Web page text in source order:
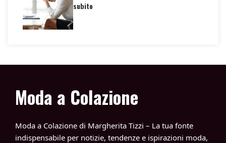
subito
Moda a Colazione
Moda a Colazione di Margherita Tizzi – La tua fonte
indispensabile per notizie, tendenze e ispirazioni moda,